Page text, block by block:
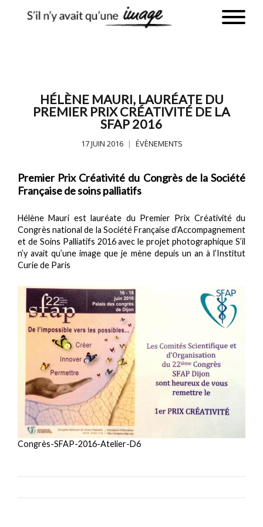
HÉLÈNE MAURI, LAURÉATE DU
PREMIER PRIX CRÉATIVITÉ DE LA
SFAP 2016
17 JUIN 2016 ÉVÈNEMENTS
Premier Prix Créativité du Congrès de la Société
Française de soins palliatifs
Hélène Mauri est lauréate du Premier Prix Créativité du
Congrès national de la Société Française d’Accompagnement
et de Soins Palliatifs 2016 avec le projet photographique S’il
n’y avait qu’une image que je mène depuis un an à l’Institut
Curie de Paris
Congrès-SFAP-2016-Atelier-D6